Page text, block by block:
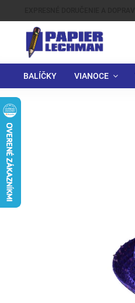
BALÍČKY VIANOCE